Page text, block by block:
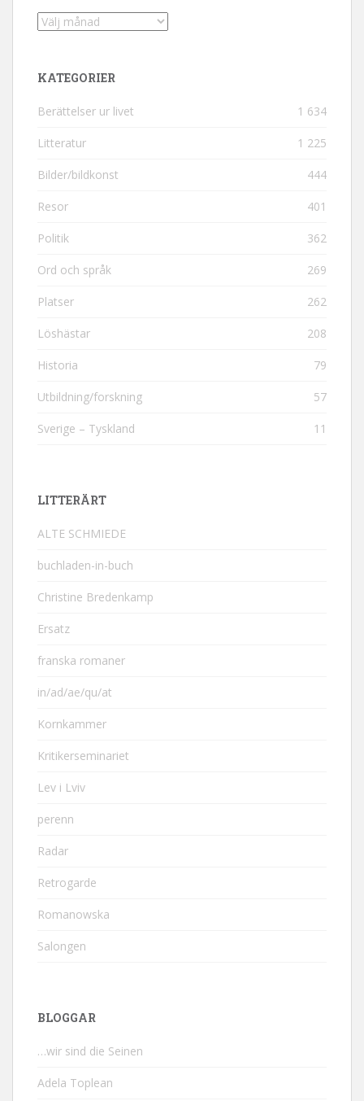
Arkiv
KATEGORIER
Berättelser ur livet 1 634
Litteratur 1 225
Bilder/bildkonst 444
Resor 401
Politik 362
Ord och språk 269
Platser 262
Löshästar 208
Historia 79
Utbildning/forskning 57
Sverige – Tyskland 11
LITTERÄRT
ALTE SCHMIEDE
buchladen-in-buch
Christine Bredenkamp
Ersatz
franska romaner
in/ad/ae/qu/at
Kornkammer
Kritikerseminariet
Lev i Lviv
perenn
Radar
Retrogarde
Romanowska
Salongen
BLOGGAR
…wir sind die Seinen
Adela Toplean